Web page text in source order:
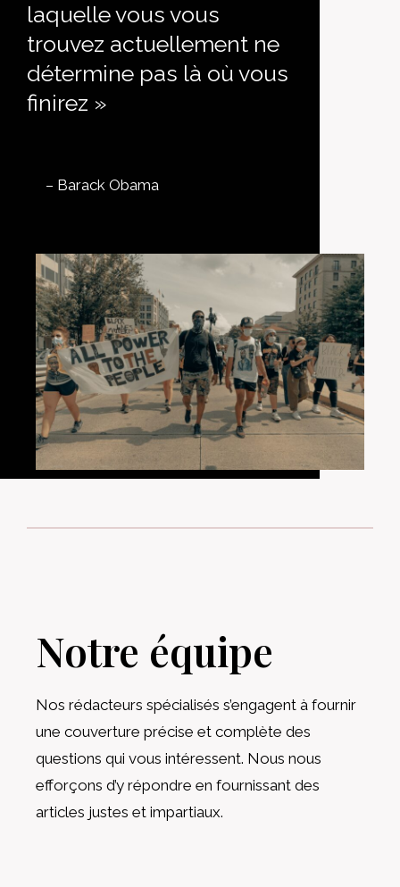
laquelle vous vous
trouvez actuellement ne
détermine pas là où vous
finirez »
– Barack Obama
Notre équipe
Nos rédacteurs spécialisés s’engagent à fournir
une couverture précise et complète des
questions qui vous intéressent. Nous nous
efforçons d’y répondre en fournissant des
articles justes et impartiaux.